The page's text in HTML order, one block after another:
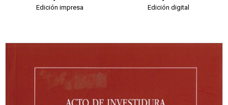
Edición impresa Edición digital